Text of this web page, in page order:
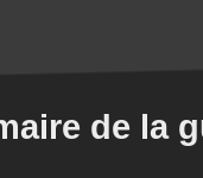
de la